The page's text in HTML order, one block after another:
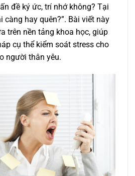
đề ký ức, trí nhớ không? Tại
càng hay quên?”. Bài viết này
trên nền tảng khoa học, giúp
cụ thể kiểm soát stress cho
người thân yêu.